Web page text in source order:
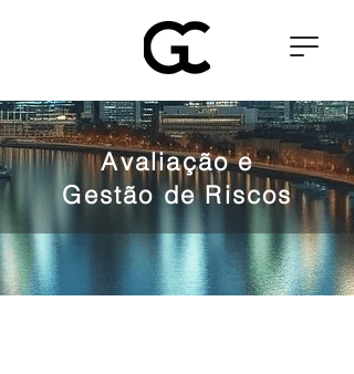
Avaliação e
Gestão de Riscos